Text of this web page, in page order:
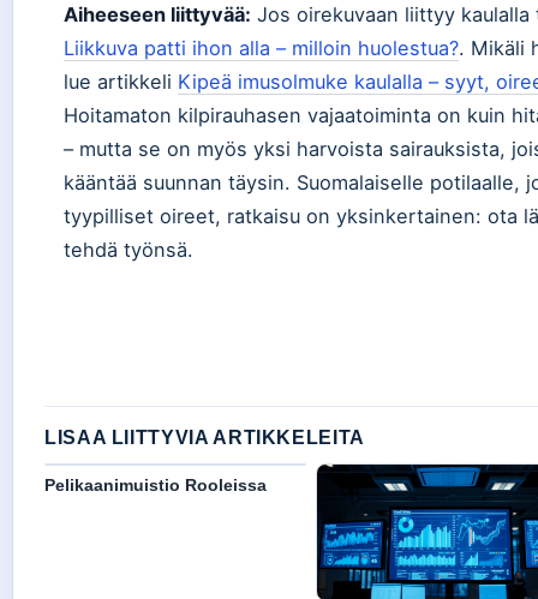
Aiheeseen liittyvää: Jos oirekuvaan liittyy
Liikkuva patti ihon alla – milloin huolestua?. Mikäli
lue artikkeli Kipeä imusolmuke kaulalla – syyt,
Hoitamaton kilpirauhasen vajaatoiminta on kuin
– mutta se on myös yksi harvoista sairauksista,
kääntää suunnan täysin. Suomalaiselle
tyypilliset oireet, ratkaisu on yksinkertainen: ota
tehdä työnsä.
LISAA LIITTYVIA ARTIKKELEITA
Pelikaanimuistio Rooleissa